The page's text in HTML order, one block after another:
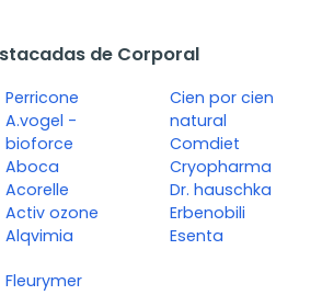
de Corporal
Perricone
A.vogel -
bioforce
Aboca
Acorelle
Activ ozone
Alqvimia
Cien por cien
natural
Comdiet
Cryopharma
Dr. hauschka
Erbenobili
Esenta
Fleurymer